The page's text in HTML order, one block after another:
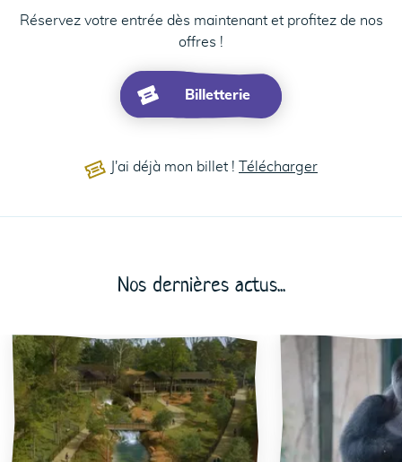
Réservez votre entrée dès maintenant et profitez de nos
offres !
Billetterie
J'ai déjà mon billet ! Télécharger
Nos dernières actus...